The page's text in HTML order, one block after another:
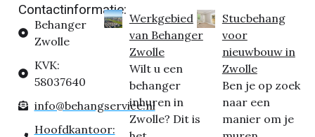
Contactinformatie:
Behanger
Zwolle
KVK:
58037640
info@behangservice.nl
Hoofdkantoor:
Werkgebied
van Behanger
Zwolle
Wilt u een
behanger
inhuren in
Zwolle? Dit is
Stucbehang
voor
nieuwbouw in
Zwolle
Ben je op zoek
naar een
manier om je